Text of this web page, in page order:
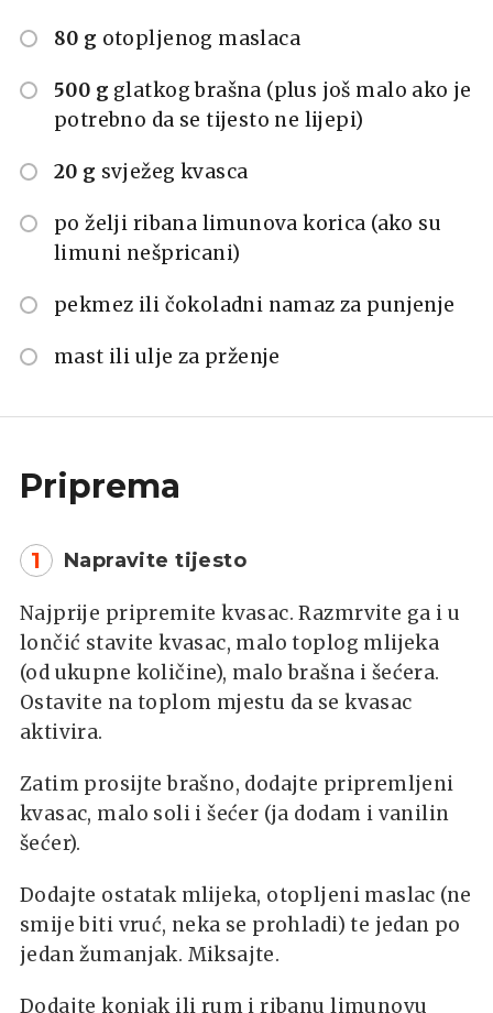
80 g otopljenog maslaca
500 g glatkog brašna (plus još malo ako je
potrebno da se tijesto ne lijepi)
20 g svježeg kvasca
po želji ribana limunova korica (ako su
limuni nešpricani)
pekmez ili čokoladni namaz za punjenje
mast ili ulje za prženje
Priprema
1 Napravite tijesto
Najprije pripremite kvasac. Razmrvite ga i u
lončić stavite kvasac, malo toplog mlijeka
(od ukupne količine), malo brašna i šećera.
Ostavite na toplom mjestu da se kvasac
aktivira.
Zatim prosijte brašno, dodajte pripremljeni
kvasac, malo soli i šećer (ja dodam i vanilin
šećer).
Dodajte ostatak mlijeka, otopljeni maslac (ne
smije biti vruć, neka se prohladi) te jedan po
jedan žumanjak. Miksajte.
Dodajte konjak ili rum i ribanu limunovu